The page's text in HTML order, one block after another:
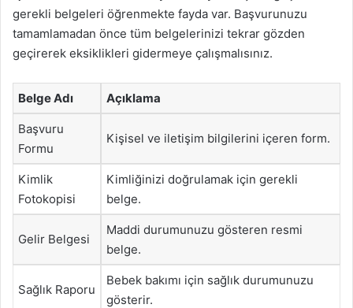
gerekli belgeleri öğrenmekte fayda var. Başvurunuzu
tamamlamadan önce tüm belgelerinizi tekrar gözden
geçirerek eksiklikleri gidermeye çalışmalısınız.
Belge Adı Açıklama
Başvuru
Formu
Kişisel ve iletişim bilgilerini içeren form.
Kimlik
Fotokopisi
Kimliğinizi doğrulamak için gerekli
belge.
Gelir Belgesi
Maddi durumunuzu gösteren resmi
belge.
Sağlık Raporu
Bebek bakımı için sağlık durumunuzu
gösterir.